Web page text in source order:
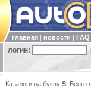
главная новости FAQ
логин:
Каталоги на букву S . Всего